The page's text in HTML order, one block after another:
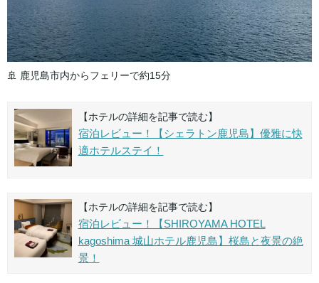
🚢 鹿児島市内からフェリーで約15分
【ホテルの詳細を記事で読む】
宿泊レビュー！【シェラトン鹿児島】優雅に快
適ホテルステイ！
【ホテルの詳細を記事で読む】
宿泊レビュー！【SHIROYAMA HOTEL
kagoshima 城山ホテル鹿児島】桜島と夜景の絶
景！